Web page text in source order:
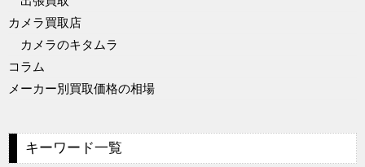
カメラ買取店
カメラのキタムラ
コラム
メーカー別買取価格の相場
キーワード一覧